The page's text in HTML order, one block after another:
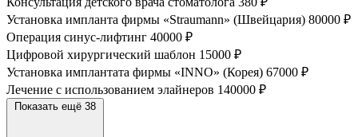
Установка импланта фирмы «Straumann» (Швейцария) 80000 ₽
Операция синус-лифтинг 40000 ₽
Цифровой хирургический шаблон 15000 ₽
Установка имплантата фирмы «INNO» (Корея) 67000 ₽
Лечение с использованием элайнеров 140000 ₽
Показать ещё 38